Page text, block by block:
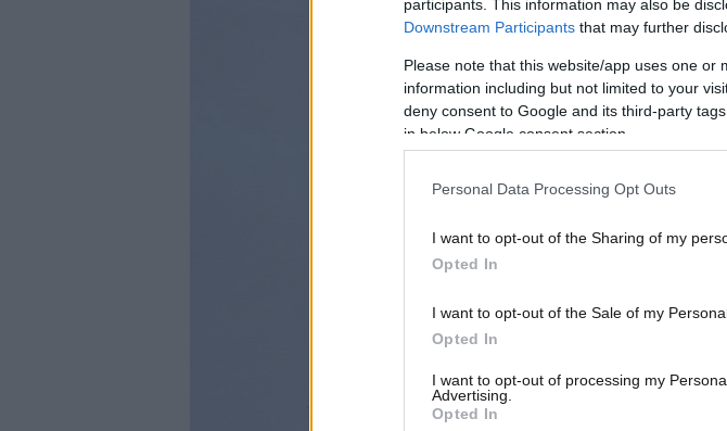
participants. This information may also be
Downstream Participants that may further
Please note that this website/app uses one
information including but not limited to your
deny consent to Google and its third-party
in below Google consent section.
Personal Data Processing Opt Outs
I want to opt-out of the Sharing of my
Opted In
I want to opt-out of the Sale of my
Opted In
I want to opt-out of processing my
Advertising.
Opted In